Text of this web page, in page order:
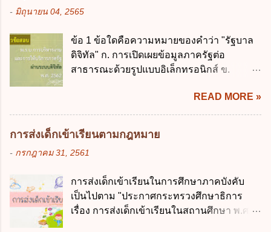
โปร่งใสและตรวจสอบได้ ข้อ 4. พระราช
บัญญัติวิธีการงบประมาณ พ.ศ. 2561 บัญญัติ
ให้การบริหา...
เกินร้อยละ 60 ข้อ 3 กฎหมายว่าด้วยวินัยการ
กฎหมายที่ให้จัดเก็บภาษีอากรหรือค่า
ธรรมเนียมเพิ่มขึ้นจากที่กำหนดไว้ในกฎหมาย
เพื่อการนำไปใช้จ่ายตามวัตถุประสงค์หรือเพื่อ
ข้อใด ก. เป็นไปตามความต้องการของชุมชน
ข. เพื่อป็นรายได้ขององค์กรปกครองส่วนท้อง
ถิ่น ค. มีเหตุจำเป็นหรือเหตุฉุกเฉินที่มิอาจหลีก
ปานกลางที่คณะรัฐมนตรีเห็นชอบแล้วไปใช้
ประกอบการพิจารณาในเรื่องต่อไปนี้ ยกเว้น
ข้อใด ก. การจัดเก็บหรือหารายได้ ข. การ
- มิถุนายน 04, 2565
ข้อ 1 ข้อใดคือความหมายของคำว่า "รัฐบาล
ดิจิทัล" ก. การเปิดเผยข้อมูลภาครัฐต่อ
สาธารณะด้วยรูปแบบอิเล็กทรอนิกส์ ข.
การบริหารงาน การให้บริการ การบูรณาการ
ข้อมูลภาครัฐ ค. วิธีการนำสัญลักษณ์ศูนย์และ
หนึ่ง เพื่อใช้สร้างระบบต่าง ๆ ง. สำนักงาน
พัฒนารัฐบาลดิจิทัล (องค์การมหาชน) ข้อ 2
การบริหารงานภาครัฐและการจัดทำบริการ
ดังต่อไปนี้ ยกเว้น ข้อใด ก. ให้มีการใช้ระบบ
ดิจิทัลอย่างคุ้มค่าและเต็มศักยภาพ ข. พัฒนา
โครงสร้างพื้นฐานด้านดิจิทัลที่จำเป็นให้เป็นไป
READ MORE »
การส่งเด็กเข้าเรียนตามกฎหมาย
- กรกฎาคม 31, 2561
การส่งเด็กเข้าเรียนในการศึกษาภาคบังคับ
เป็นไปตาม "ประกาศกระทรวงศึกษาธิการ
เรื่อง การส่งเด็กเข้าเรียนในสถานศึกษา พ.ศ.